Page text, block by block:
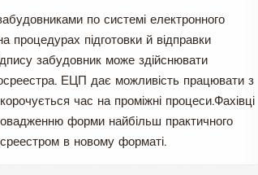
по системі електронного
процедурах підготовки й відправки
забудовник може здійснювати
ЕЦП дає можливість працювати з
час на проміжні процеси.Фахівці
форми найбільш практичного
в новому форматі.